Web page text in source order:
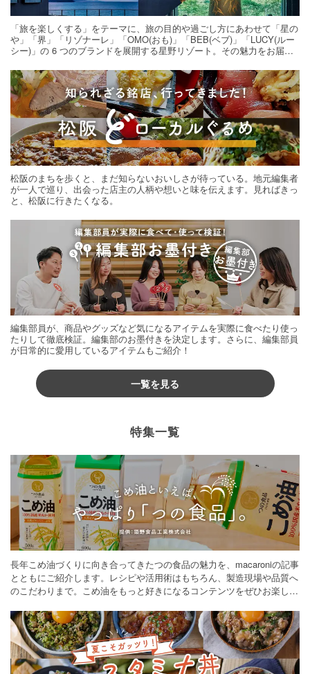
「旅を楽しくする」をテーマに、旅の目的や過ごし方にあわせて「星の
や」「界」「リゾナーレ」「OMO(おも)」「BEB(ベブ)」「LUCY(ルー
シー)」の 6 つのブランドを展開する星野リゾート。その魅力をお届け
松阪のまちを歩くと、まだ知らないおいしさが待っている。地元編集者
が一人で巡り、出会った店主の人柄や想いと味を伝えます。見ればきっ
と、松阪に行きたくなる。
編集部員が、商品やグッズなど気になるアイテムを実際に食べたり使っ
たりして徹底検証。編集部のお墨付きを決定します。さらに、編集部員
が日常的に愛用しているアイテムもご紹介！
一覧を見る
特集一覧
長年こめ油づくりに向き合ってきたつの食品の魅力を、macaroniの記事
とともにご紹介します。レシピや活用術はもちろん、製造現場や品質へ
のこだわりまで。こめ油をもっと好きになるコンテンツをぜひお楽しみ